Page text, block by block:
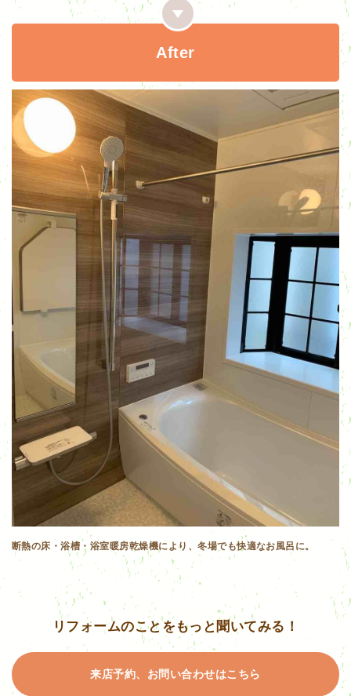
After
断熱の床・浴槽・浴室暖房乾燥機により、冬場でも快適なお風呂に。
リフォームのことをもっと聞いてみる！
来店予約、お問い合わせはこちら